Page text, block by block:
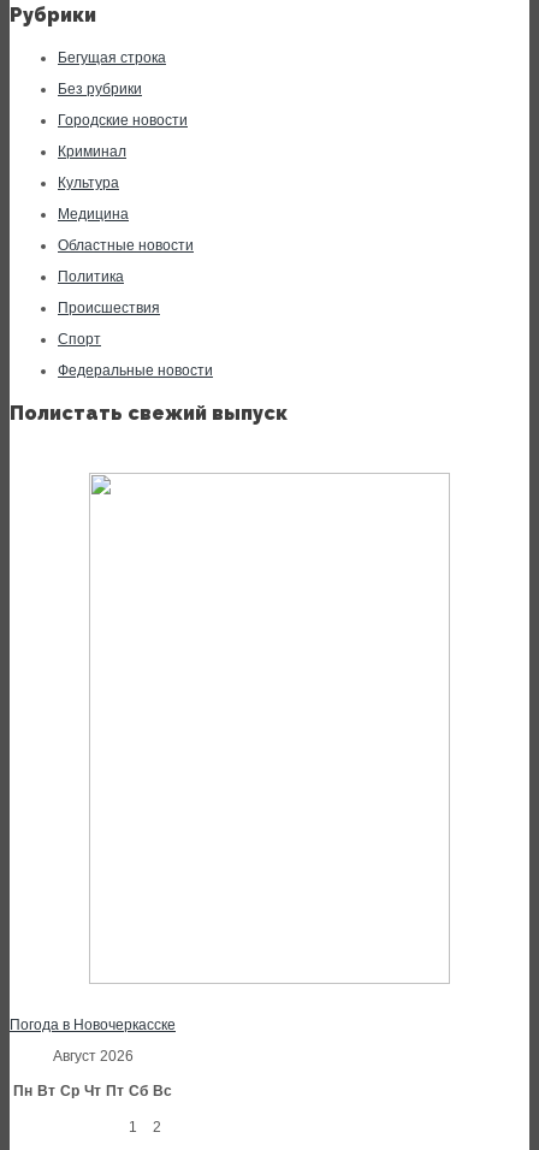
Рубрики
Бегущая строка
Без рубрики
Городские новости
Криминал
Культура
Медицина
Областные новости
Политика
Происшествия
Спорт
Федеральные новости
Полистать свежий выпуск
Погода в Новочеркасске
Август 2026
Пн Вт Ср Чт Пт Сб Вс
1 2